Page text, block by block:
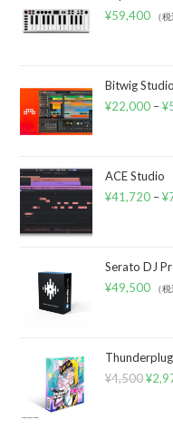
¥59,400 （税
Bitwig Studio
¥22,000 –¥
ACE Studio
¥41,720 –¥
Serato DJ
¥49,500 （税
¥4,500 ¥